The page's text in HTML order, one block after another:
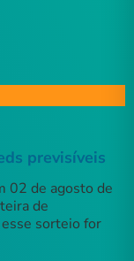
previsíveis
02 de agosto de
de
sorteio for